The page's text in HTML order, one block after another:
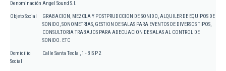
Denominación Angel Sound S.l.
Objeto Social
GRABACION, MEZCLA Y POSTPRUDCCION DE SONIDO, ALQUILER DE EQUIPOS DE
SONIDO, SONOMETRIAS, GESTION DE SALAS PARA EVENTOS DE DIVERSOS TIPOS,
CONSULTORIA TRABAJOS PARA ADECUACION DE SALAS AL CONTROL DE
SONIDO. ETC
Domicilio
Social
Calle Santa Tecla , 1 - BIS P 2